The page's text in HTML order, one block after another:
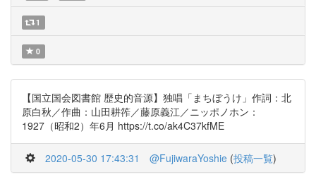
1
0
【国立国会図書館 歴史的音源】独唱「まちぼうけ」作詞：北
原白秋／作曲：山田耕筰／藤原義江／ニッポノホン：
1927（昭和2）年6月 https://t.co/ak4C37kfME
2020-05-30 17:43:31 @FujiwaraYoshie (投稿一覧)